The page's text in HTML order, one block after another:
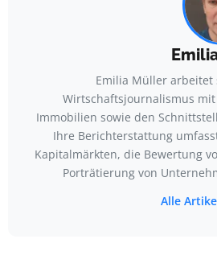
Emilia Müller arbeitet
Wirtschaftsjournalismus
Immobilien sowie den
Ihre Berichterstattung
Kapitalmärkten, die Bewertung
Porträtierung von
Alle